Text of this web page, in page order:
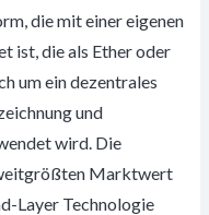
die mit einer eigenen
ist, die als Ether oder
um ein dezentrales
und
wird. Die
Marktwert
Layer Technologie